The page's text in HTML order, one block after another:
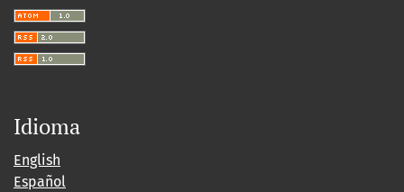
Idioma
English
Español